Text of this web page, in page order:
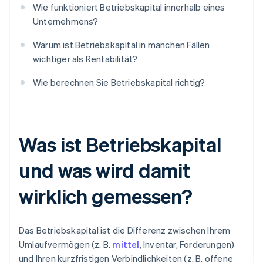
Wie funktioniert Betriebskapital innerhalb eines
Unternehmens?
Warum ist Betriebskapital in manchen Fällen
wichtiger als Rentabilität?
Wie berechnen Sie Betriebskapital richtig?
Was ist Betriebskapital
und was wird damit
wirklich gemessen?
Das Betriebskapital ist die Differenz zwischen Ihrem
Umlaufvermögen (z. B. mittel, Inventar, Forderungen)
und Ihren kurzfristigen Verbindlichkeiten (z. B. offene